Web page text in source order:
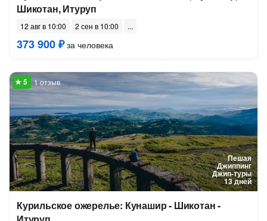
Шикотан, Итуруп
12 авг в 10:00 2 сен в 10:00
373 900 ₽за человека
Пешая
Джиппинг
Джип-туры
13 дней
1 отзыв
Курильское ожерелье: Кунашир - Шикотан -